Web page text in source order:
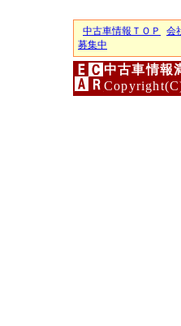
中古車情報ＴＯＰ 会
募集中
中古車情報